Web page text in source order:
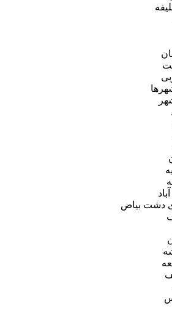
دشت بیاض